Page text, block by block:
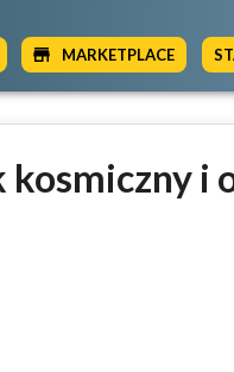
MARKETPLACE
kosmiczny i